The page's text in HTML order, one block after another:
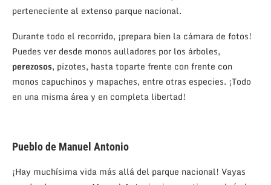
perteneciente al extenso parque nacional.
Durante todo el recorrido, ¡prepara bien la cámara de fotos!
Puedes ver desde monos aulladores por los árboles,
perezosos, pizotes, hasta toparte frente con frente con
monos capuchinos y mapaches, entre otras especies. ¡Todo
en una misma área y en completa libertad!
Pueblo de Manuel Antonio
¡Hay muchísima vida más allá del parque nacional! Vayas